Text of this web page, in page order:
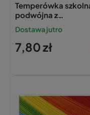
Temperówka
podwójna z
pojemnikiem Astra
Dostawa jutro
7,80 zł